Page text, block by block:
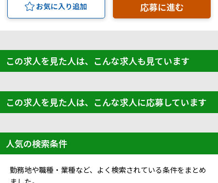
お気に入り追加 応募に進む
この求人を見た人は、こんな求人も見ています
この求人を見た人は、こんな求人に応募しています
人気の検索条件
勤務地や職種・業種など、よく検索されている条件をまとめ